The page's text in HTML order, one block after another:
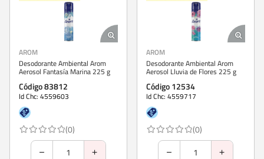
AROM
Desodorante Ambiental Arom
Aerosol Fantasía Marina 225 g
Código 83812
Id Chc: 4559603
(0)
AROM
Desodorante Ambiental Arom
Aerosol Lluvia de Flores 225 g
Código 12534
Id Chc: 4559717
(0)